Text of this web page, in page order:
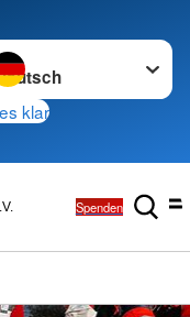
wechseln zu
klar
Spenden